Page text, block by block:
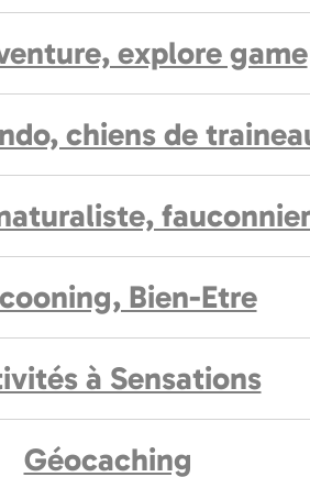
explore game
chiens de
Bien-Etre
à Sensations
Géocaching